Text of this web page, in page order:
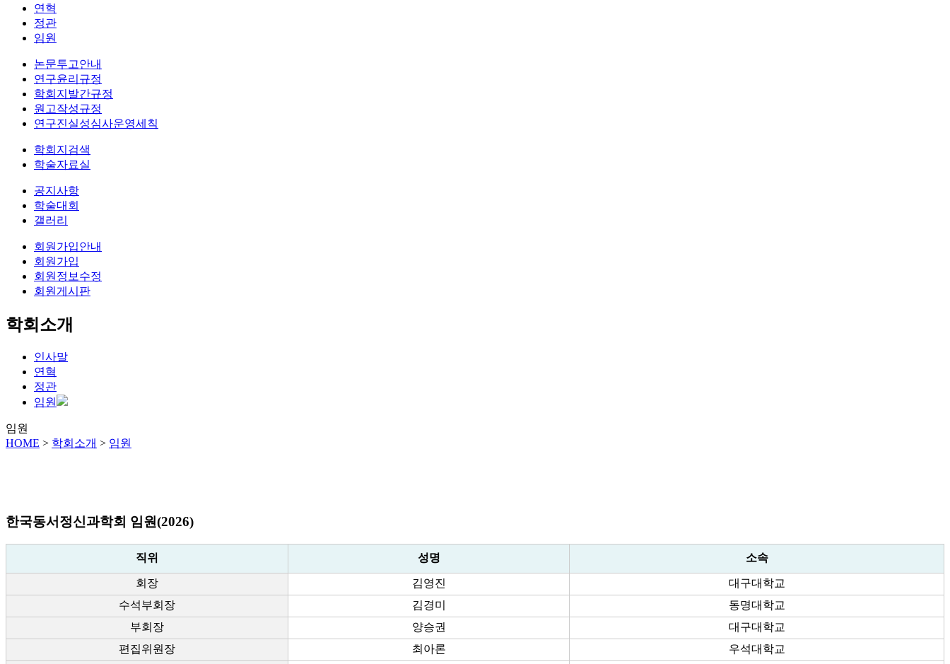
연혁
정관
임원
논문투고안내
연구윤리규정
학회지발간규정
원고작성규정
연구진실성심사운영세칙
학회지검색
학술자료실
공지사항
학술대회
갤러리
회원가입안내
회원가입
회원정보수정
회원게시판
학회소개
인사말
연혁
정관
임원
임원
HOME > 학회소개 > 임원
한국동서정신과학회 임원(2026)
직위 성명 소속
회장 김영진
대구대학교
수석부회장
김경미
동명대학교
부회장
양승권
대구대학교
편집위원장
최아론
우석대학교